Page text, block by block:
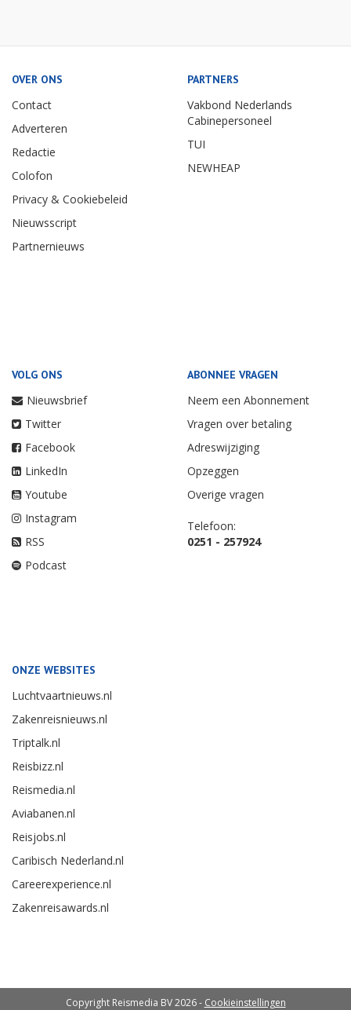
OVER ONS
Contact
Adverteren
Redactie
Colofon
Privacy & Cookiebeleid
Nieuwsscript
Partnernieuws
PARTNERS
Vakbond Nederlands
Cabinepersoneel
TUI
NEWHEAP
VOLG ONS
Nieuwsbrief
Twitter
Facebook
LinkedIn
Youtube
Instagram
RSS
Podcast
ABONNEE VRAGEN
Neem een Abonnement
Vragen over betaling
Adreswijziging
Opzeggen
Overige vragen
Telefoon:
0251 - 257924
ONZE WEBSITES
Luchtvaartnieuws.nl
Zakenreisnieuws.nl
Triptalk.nl
Reisbizz.nl
Reismedia.nl
Aviabanen.nl
Reisjobs.nl
Caribisch Nederland.nl
Careerexperience.nl
Zakenreisawards.nl
Copyright Reismedia BV 2026 - Cookieinstellingen